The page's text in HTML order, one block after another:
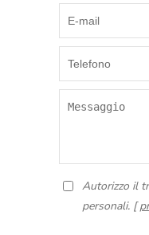
Autorizzo il
personali. [